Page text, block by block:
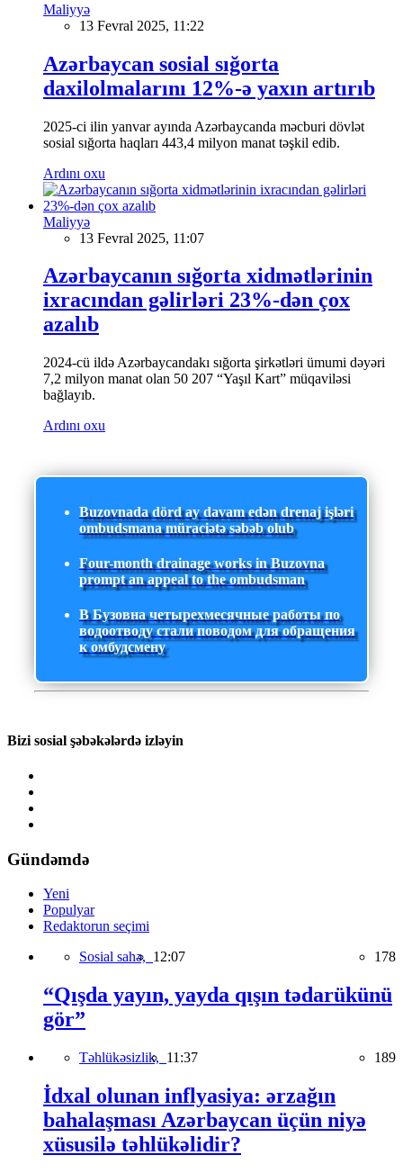
Maliyyə
13 Fevral 2025, 11:22
Azərbaycan sosial sığorta
daxilolmalarını 12%-ə yaxın artırıb
2025-ci ilin yanvar ayında Azərbaycanda məcburi dövlət
sosial sığorta haqları 443,4 milyon manat təşkil edib.
Ardını oxu
Maliyyə
13 Fevral 2025, 11:07
Azərbaycanın sığorta xidmətlərinin
ixracından gəlirləri 23%-dən çox
azalıb
2024-cü ildə Azərbaycandakı sığorta şirkətləri ümumi dəyəri
7,2 milyon manat olan 50 207 “Yaşıl Kart” müqaviləsi
bağlayıb.
Ardını oxu
Buzovnada dörd ay davam edən drenaj işləri
ombudsmana müraciətə səbəb olub
Four-month drainage works in Buzovna
prompt an appeal to the ombudsman
В Бузовна четырехмесячные работы по
водоотводу стали поводом для обращения
к омбудсмену
Bizi sosial şəbəkələrdə izləyin
Gündəmdə
Yeni
Populyar
Redaktorun seçimi
Sosial sahə, 12:07 178
“Qışda yayın, yayda qışın tədarükünü
gör”
Təhlükəsizlik, 11:37 189
İdxal olunan inflyasiya: ərzağın
bahalaşması Azərbaycan üçün niyə
xüsusilə təhlükəlidir?